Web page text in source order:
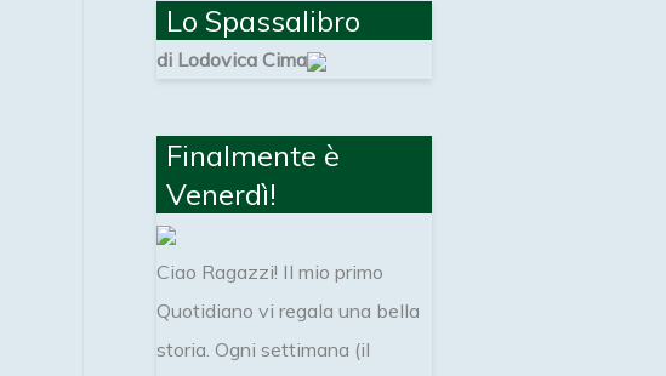
Lo Spassalibro
di Lodovica Cima
Finalmente è
Venerdì!
Ciao Ragazzi! Il mio primo
Quotidiano vi regala una bella
storia. Ogni settimana (il